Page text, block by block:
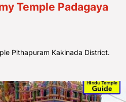
Temple Padagaya
Pithapuram Kakinada District.